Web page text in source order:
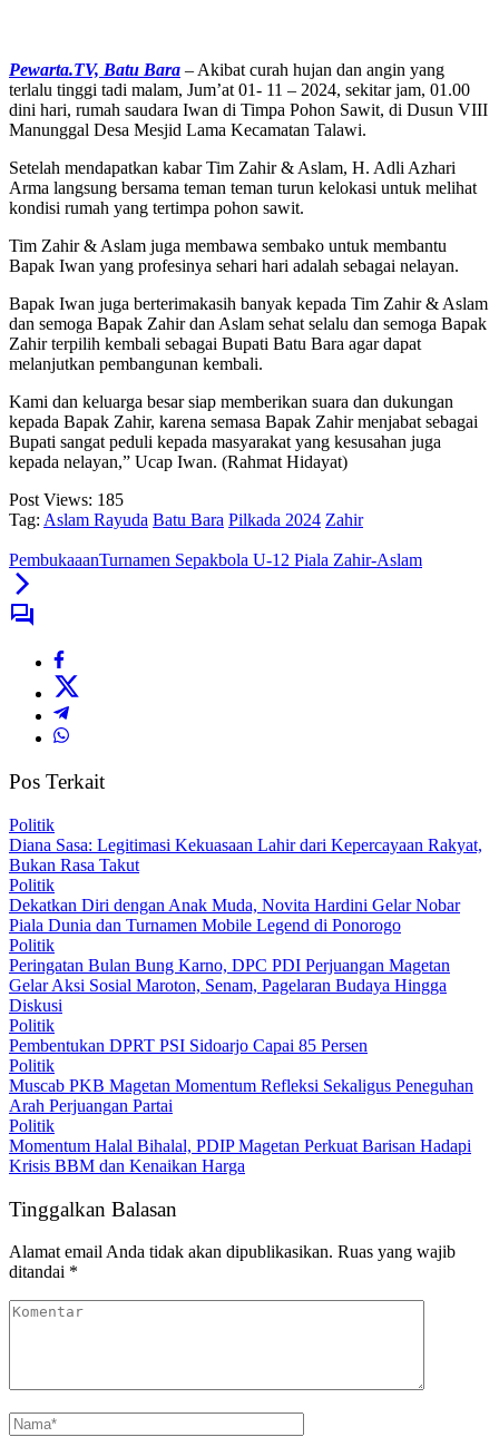
Pewarta.TV, Batu Bara – Akibat curah hujan dan angin yang
terlalu tinggi tadi malam, Jum’at 01- 11 – 2024, sekitar jam, 01.00
dini hari, rumah saudara Iwan di Timpa Pohon Sawit, di Dusun VIII
Manunggal Desa Mesjid Lama Kecamatan Talawi.
Setelah mendapatkan kabar Tim Zahir & Aslam, H. Adli Azhari
Arma langsung bersama teman teman turun kelokasi untuk melihat
kondisi rumah yang tertimpa pohon sawit.
Tim Zahir & Aslam juga membawa sembako untuk membantu
Bapak Iwan yang profesinya sehari hari adalah sebagai nelayan.
Bapak Iwan juga berterimakasih banyak kepada Tim Zahir & Aslam
dan semoga Bapak Zahir dan Aslam sehat selalu dan semoga Bapak
Zahir terpilih kembali sebagai Bupati Batu Bara agar dapat
melanjutkan pembangunan kembali.
Kami dan keluarga besar siap memberikan suara dan dukungan
kepada Bapak Zahir, karena semasa Bapak Zahir menjabat sebagai
Bupati sangat peduli kepada masyarakat yang kesusahan juga
kepada nelayan,” Ucap Iwan. (Rahmat Hidayat)
Post Views: 185
Tag: Aslam Rayuda Batu Bara Pilkada 2024 Zahir
PembukaaanTurnamen Sepakbola U-12 Piala Zahir-Aslam
Pos Terkait
Politik
Diana Sasa: Legitimasi Kekuasaan Lahir dari Kepercayaan Rakyat,
Bukan Rasa Takut
Politik
Dekatkan Diri dengan Anak Muda, Novita Hardini Gelar Nobar
Piala Dunia dan Turnamen Mobile Legend di Ponorogo
Politik
Peringatan Bulan Bung Karno, DPC PDI Perjuangan Magetan
Gelar Aksi Sosial Maroton, Senam, Pagelaran Budaya Hingga
Diskusi
Politik
Pembentukan DPRT PSI Sidoarjo Capai 85 Persen
Politik
Muscab PKB Magetan Momentum Refleksi Sekaligus Peneguhan
Arah Perjuangan Partai
Politik
Momentum Halal Bihalal, PDIP Magetan Perkuat Barisan Hadapi
Krisis BBM dan Kenaikan Harga
Tinggalkan Balasan
Alamat email Anda tidak akan dipublikasikan. Ruas yang wajib
ditandai *